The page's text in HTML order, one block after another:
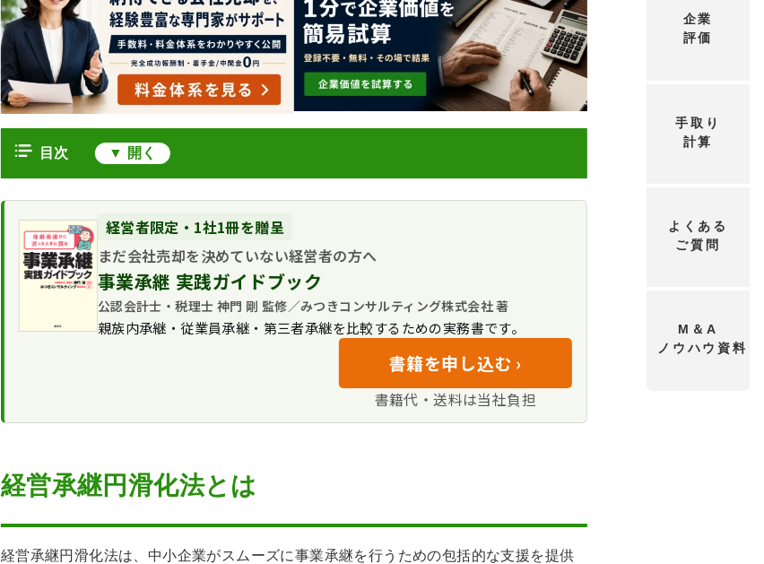
企業
評価
手取り
計算
よくある
ご質問
M＆A
ノウハウ資料
目次
事業承継税制（税制支援）
事業承継税制の2つの措置（一般措置・特例措置）
事業承継税制の適用要件
金融支援（融資・信用保証の特例）
融資
信用保証の特例
遺留分に関する民法特例
除外合意
固定合意
所在不明株主に関する会社法特例
会社法特例の認定要件
継続要件を満たし続ける必要がある（特に事業承継税
経営者限定・1社1冊を贈呈
まだ会社売却を決めていない経営者の方へ
事業承継 実践ガイドブック
公認会計士・税理士 神門 剛 監修／みつきコンサルティング株式会社 著
親族内承継・従業員承継・第三者承継を比較するための実務書です。
書籍を申し込む ›
書籍代・送料は当社負担
経営承継円滑化法とは
経営承継円滑化法は、中小企業がスムーズに事業承継を行うための包括的な支援を提供